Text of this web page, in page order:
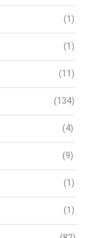
(1)
(1)
(11)
(134)
(4)
(9)
(1)
(1)